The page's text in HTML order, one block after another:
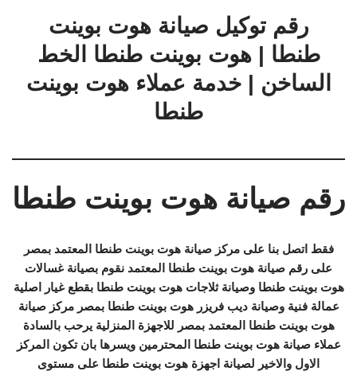
رقم توكيل صيانة هوت بوينت
طنطا | هوت بوينت طنطا الخط
الساخن | خدمة عملاء هوت بوينت
طنطا
رقم صيانة هوت بوينت طنطا
فقط اتصل بنا على مركز صيانة هوت بوينت طنطا المعتمد بمصر
على رقم صيانة هوت بوينت طنطا المعتمد نقوم بصيانة غسالات
هوت بوينت طنطا وصيانة ثلاجات هوت بوينت طنطا بقطع غيار اصلية
عمالة فنية وصيانة ديب فريزر هوت بوينت طنطا بمصر مركز صيانة
هوت بوينت طنطا المعتمد بمصر للاجهزة المنزلية يرحب بالسادة
عملاء صيانة هوت بوينت طنطا المحترمين ويسرها بان تكون المركز
الاول والاخير لصيانة اجهزة هوت بوينت طنطا على مستوى